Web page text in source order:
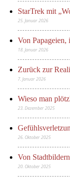
StarTrek mit
25. Januar 2026
Von
18. Januar 2026
Zurück zur
7. Januar 2026
Wieso man
23. Dezember 2025
26. Oktober 2025
Von
20. Oktober 2025